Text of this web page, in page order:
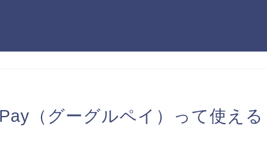
（グーグルペイ）って使える